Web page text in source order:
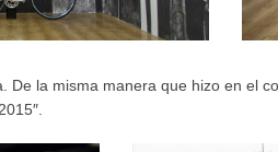
De la misma manera que hizo en el